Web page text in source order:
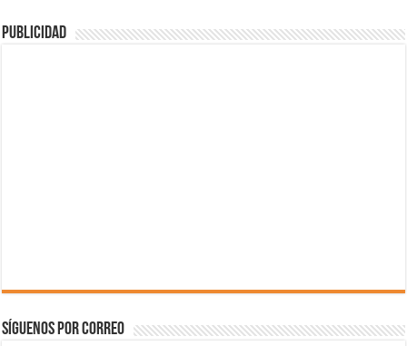
Publicidad
Síguenos por correo